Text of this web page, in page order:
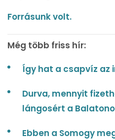
Forrásunk volt.
Még több friss hír:
Így hat a csapvíz az
Durva, mennyit
lángosért a
Ebben a Somogy